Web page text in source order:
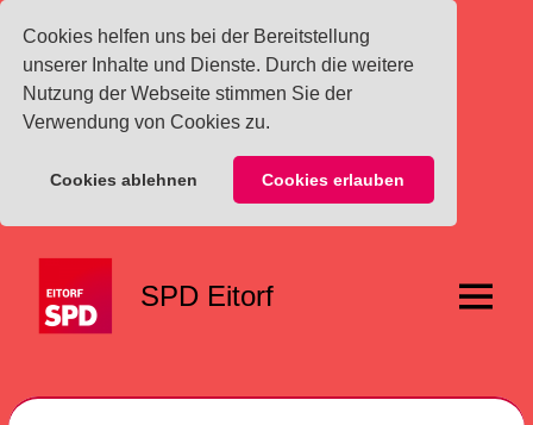
Cookies helfen uns bei der Bereitstellung
unserer Inhalte und Dienste. Durch die weitere
Nutzung der Webseite stimmen Sie der
Verwendung von Cookies zu.
Cookies ablehnen Cookies erlauben
springen
SPD Eitorf Menü